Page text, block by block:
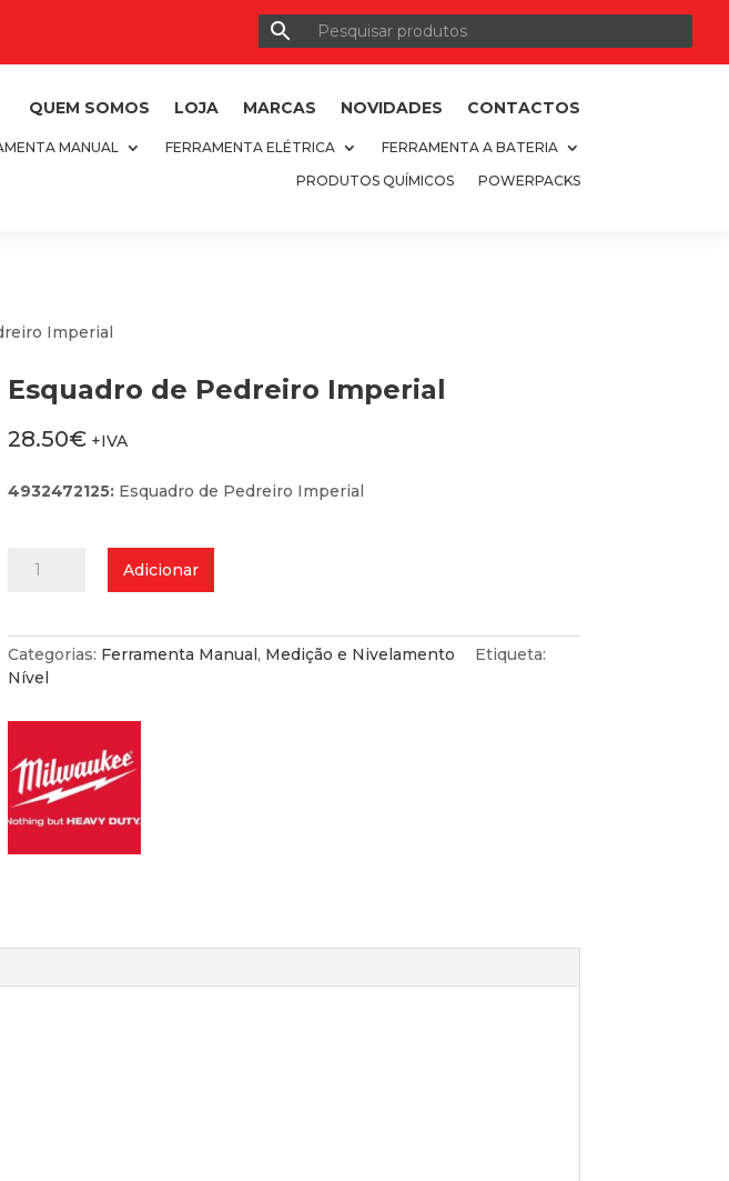
QUEM SOMOS LOJA MARCAS NOVIDADES CONTACTOS
MANUAL FERRAMENTA ELÉTRICA
FERRAMENTA A BATERIA
PRODUTOS QUÍMICOS
POWERPACKS
Imperial
Esquadro de Pedreiro Imperial
28.50€+IVA
4932472125:Esquadro de Pedreiro Imperial
Pedreiro
Imperial
Adicionar
Categorias: Ferramenta Manual, Medição e Nivelamento
Etiqueta:
Nível